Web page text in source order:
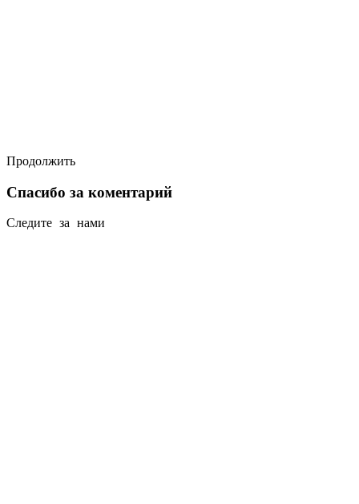
Продолжить
Спасибо за коментарий
Следите за нами